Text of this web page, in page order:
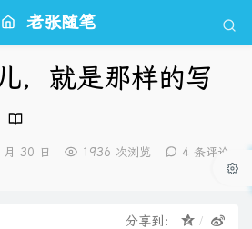
老张随笔
，就是那样的写
30 日 1936 次浏览
4 条评论
分享到：